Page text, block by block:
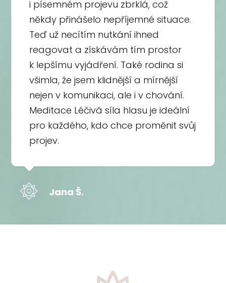
i písemném projevu zbrklá, což
někdy přinášelo nepříjemné situace.
Teď už necítím nutkání ihned
reagovat a získávám tím prostor
k lepšímu vyjádření. Také rodina si
všimla, že jsem klidnější a mírnější
nejen v komunikaci, ale i v chování.
Meditace Léčivá síla hlasu je ideální
pro každého, kdo chce proměnit svůj
projev.
Jana Š.